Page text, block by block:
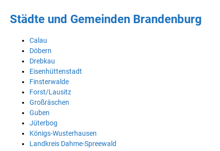
Städte und Gemeinden Brandenburg
Calau
Döbern
Drebkau
Eisenhüttenstadt
Finsterwalde
Forst/Lausitz
Großräschen
Guben
Jüterbog
Königs-Wusterhausen
Landkreis Dahme-Spreewald